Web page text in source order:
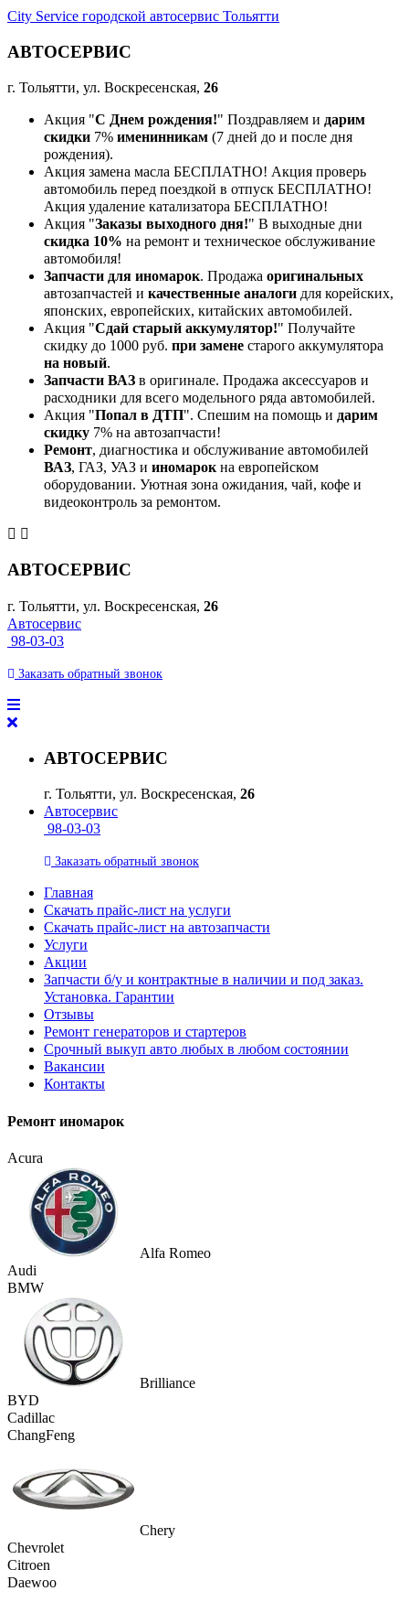
City Service городской автосервис Тольятти
АВТОСЕРВИС
г. Тольятти, ул. Воскресенская, 26
Акция "С Днем рождения!" Поздравляем и дарим
скидки 7% именинникам (7 дней до и после дня
рождения).
Акция замена масла БЕСПЛАТНО! Акция проверь
автомобиль перед поездкой в отпуск БЕСПЛАТНО!
Акция удаление катализатора БЕСПЛАТНО!
Акция "Заказы выходного дня!" В выходные дни
скидка 10% на ремонт и техническое обслуживание
автомобиля!
Запчасти для иномарок. Продажа оригинальных
автозапчастей и качественные аналоги для корейских,
японских, европейских, китайских автомобилей.
Акция "Сдай старый аккумулятор!" Получайте
скидку до 1000 руб. при замене старого аккумулятора
на новый.
Запчасти ВАЗ в оригинале. Продажа аксессуаров и
расходники для всего модельного ряда автомобилей.
Акция "Попал в ДТП". Спешим на помощь и дарим
скидку 7% на автозапчасти!
Ремонт, диагностика и обслуживание автомобилей
ВАЗ, ГАЗ, УАЗ и иномарокна европейском
оборудовании. Уютная зона ожидания, чай, кофе и
видеоконтроль за ремонтом.
АВТОСЕРВИС
г. Тольятти, ул. Воскресенская, 26
Автосервис
98-03-03
Заказать обратный звонок
АВТОСЕРВИС
г. Тольятти, ул. Воскресенская, 26
Автосервис
98-03-03
Заказать обратный звонок
Главная
Скачать прайс-лист на услуги
Скачать прайс-лист на автозапчасти
Услуги
Акции
Запчасти б/у и контрактные в наличии и под заказ.
Установка. Гарантии
Отзывы
Ремонт генераторов и стартеров
Cрочный выкуп авто любых в любом состоянии
Вакансии
Контакты
Ремонт иномарок
Acura
Alfa Romeo
Audi
BMW
Brilliance
BYD
Cadillac
ChangFeng
Chery
Chevrolet
Citroen
Daewoo